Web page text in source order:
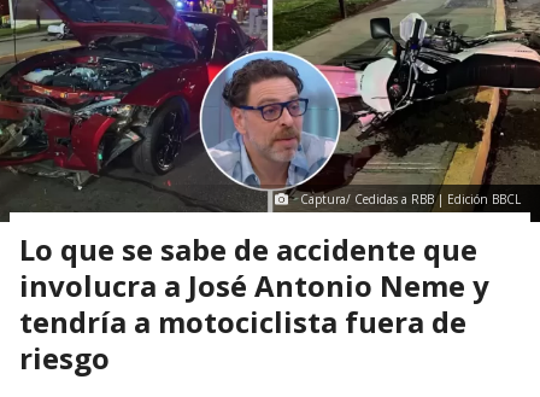
Captura/ Cedidas a RBB | Edición BBCL
Lo que se sabe de accidente que
involucra a José Antonio Neme y
tendría a motociclista fuera de
riesgo